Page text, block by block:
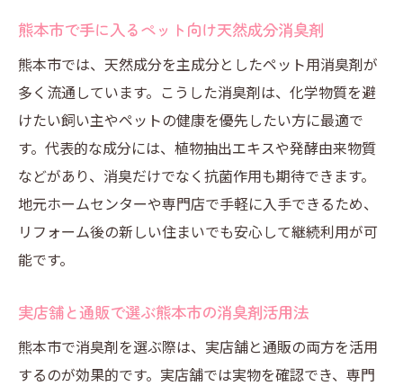
熊本市で手に入るペット向け天然成分消臭剤
熊本市では、天然成分を主成分としたペット用消臭剤が
多く流通しています。こうした消臭剤は、化学物質を避
けたい飼い主やペットの健康を優先したい方に最適で
す。代表的な成分には、植物抽出エキスや発酵由来物質
などがあり、消臭だけでなく抗菌作用も期待できます。
地元ホームセンターや専門店で手軽に入手できるため、
リフォーム後の新しい住まいでも安心して継続利用が可
能です。
実店舗と通販で選ぶ熊本市の消臭剤活用法
熊本市で消臭剤を選ぶ際は、実店舗と通販の両方を活用
するのが効果的です。実店舗では実物を確認でき、専門